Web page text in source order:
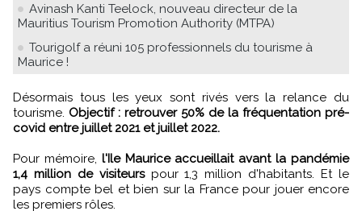
Avinash Kanti Teelock, nouveau directeur de la
Mauritius Tourism Promotion Authority (MTPA)
Tourigolf a réuni 105 professionnels du tourisme à
Maurice !
Désormais tous les yeux sont rivés vers la relance du
tourisme. Objectif : retrouver 50% de la fréquentation pré-
covid entre juillet 2021 et juillet 2022.
Pour mémoire, l'Ile Maurice accueillait avant la pandémie
1,4 million de visiteurspour 1,3 million d'habitants. Et le
pays compte bel et bien sur la France pour jouer encore
les premiers rôles.